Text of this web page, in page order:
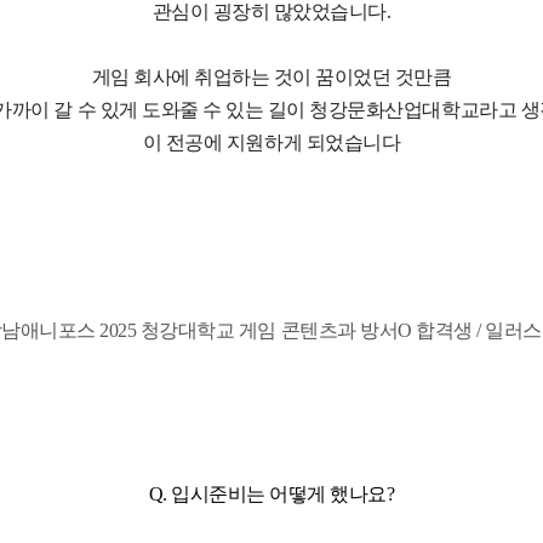
관심이 굉장히 많았었습니다.
게임 회사에 취업하는 것이 꿈이었던 것만큼
까이 갈 수 있게 도와줄 수 있는 길이 청강문화산업대학교라고 생
이 전공에 지원하게 되었습니다
애니포스 2025 청강대학교 게임 콘텐츠과 방서O 합격생 / 일러스
Q. 입시준비는 어떻게 했나요?